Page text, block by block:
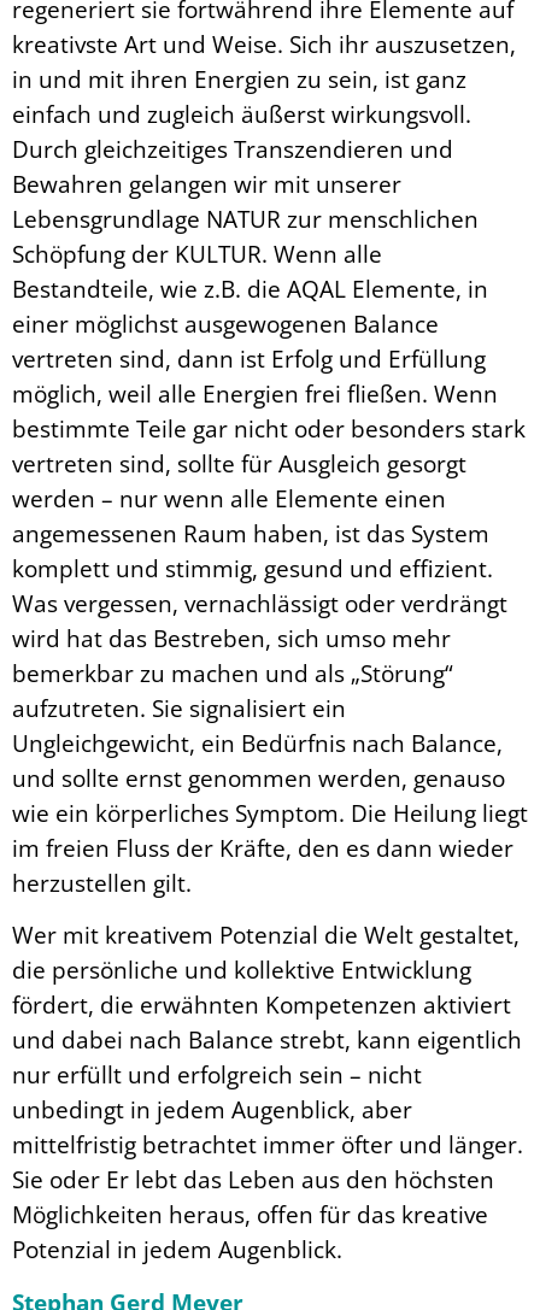
regeneriert sie fortwährend ihre Elemente auf
kreativste Art und Weise. Sich ihr auszusetzen,
in und mit ihren Energien zu sein, ist ganz
einfach und zugleich äußerst wirkungsvoll.
Durch gleichzeitiges Transzendieren und
Bewahren gelangen wir mit unserer
Lebensgrundlage NATUR zur menschlichen
Schöpfung der KULTUR. Wenn alle
Bestandteile, wie z.B. die AQAL Elemente, in
einer möglichst ausgewogenen Balance
vertreten sind, dann ist Erfolg und Erfüllung
möglich, weil alle Energien frei fließen. Wenn
bestimmte Teile gar nicht oder besonders stark
vertreten sind, sollte für Ausgleich gesorgt
werden – nur wenn alle Elemente einen
angemessenen Raum haben, ist das System
komplett und stimmig, gesund und effizient.
Was vergessen, vernachlässigt oder verdrängt
wird hat das Bestreben, sich umso mehr
bemerkbar zu machen und als „Störung“
aufzutreten. Sie signalisiert ein
Ungleichgewicht, ein Bedürfnis nach Balance,
und sollte ernst genommen werden, genauso
wie ein körperliches Symptom. Die Heilung liegt
im freien Fluss der Kräfte, den es dann wieder
herzustellen gilt.
Wer mit kreativem Potenzial die Welt gestaltet,
die persönliche und kollektive Entwicklung
fördert, die erwähnten Kompetenzen aktiviert
und dabei nach Balance strebt, kann eigentlich
nur erfüllt und erfolgreich sein – nicht
unbedingt in jedem Augenblick, aber
mittelfristig betrachtet immer öfter und länger.
Sie oder Er lebt das Leben aus den höchsten
Möglichkeiten heraus, offen für das kreative
Potenzial in jedem Augenblick.
Stephan Gerd Meyer